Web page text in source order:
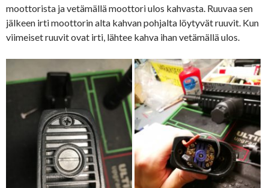
moottorista ja vetämällä moottori ulos kahvasta. Ruuvaa sen
jälkeen irti moottorin alta kahvan pohjalta löytyvät ruuvit. Kun
viimeiset ruuvit ovat irti, lähtee kahva ihan vetämällä ulos.